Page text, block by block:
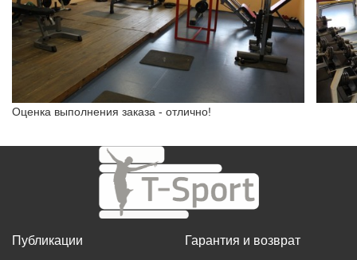
Оценка выполнения заказа - отлично!
Публикации
Гарантия и возврат